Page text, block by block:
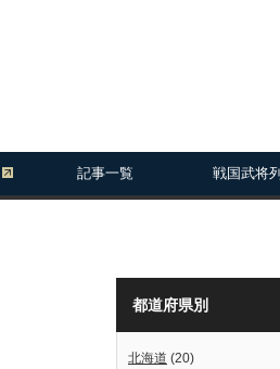
記事一覧 戦国武将
都道府県別
北海道 (20)